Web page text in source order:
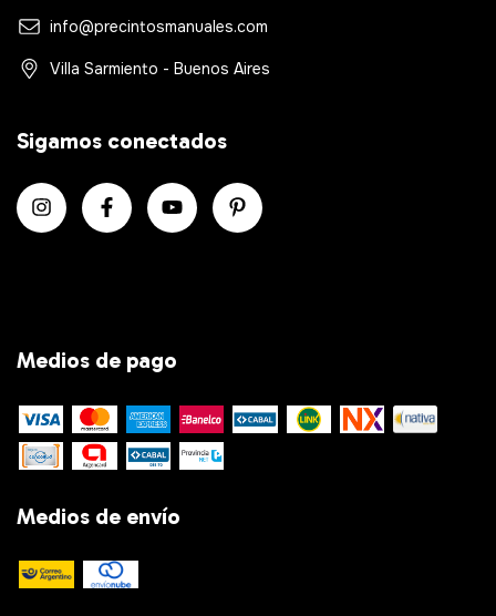
info@precintosmanuales.com
Villa Sarmiento - Buenos Aires
Sigamos conectados
Medios de pago
Medios de envío